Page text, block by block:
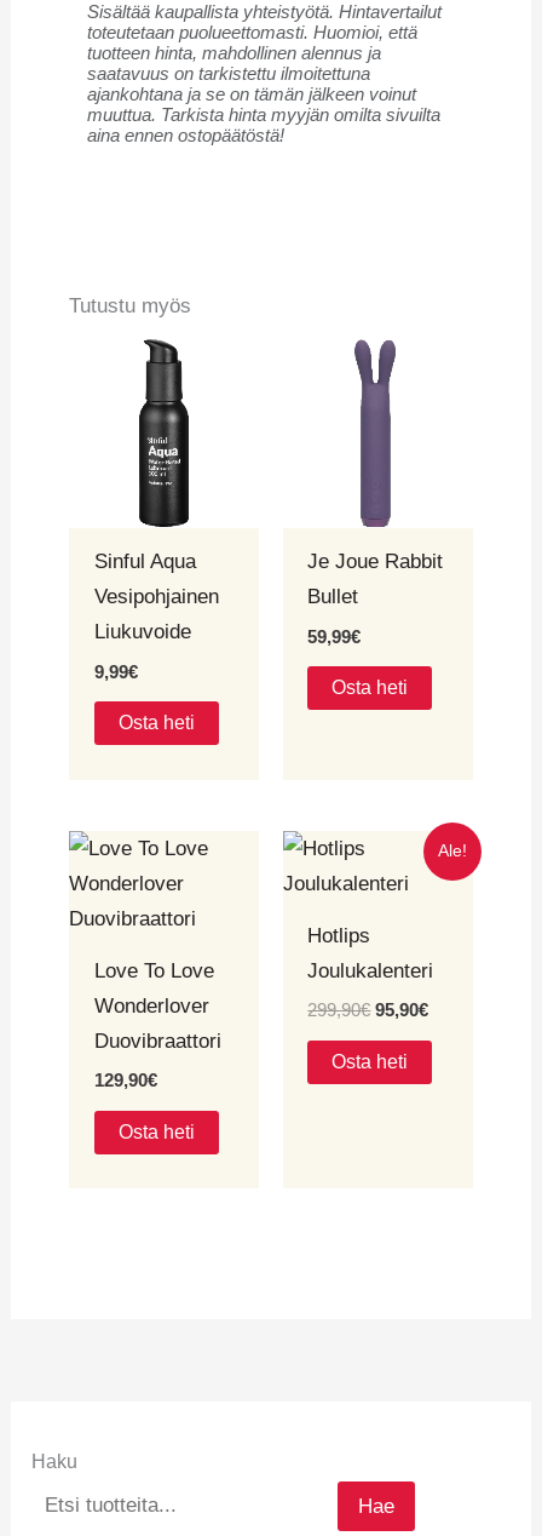
Sisältää kaupallista yhteistyötä. Hintavertailut
toteutetaan puolueettomasti. Huomioi, että
tuotteen hinta, mahdollinen alennus ja
saatavuus on tarkistettu ilmoitettuna
ajankohtana ja se on tämän jälkeen voinut
muuttua. Tarkista hinta myyjän omilta sivuilta
aina ennen ostopäätöstä!
Tutustu myös
Sinful Aqua
Vesipohjainen
Liukuvoide
9,99€
Osta heti
Je Joue Rabbit
Bullet
59,99€
Osta heti
Love To Love
Wonderlover
Duovibraattori
129,90€
Osta heti
Ale!
Hotlips
Joulukalenteri
299,90€
Alkuperäinen
oli:
95,90€
Nykyinen
hinta
on:
Osta heti
Haku
Hae